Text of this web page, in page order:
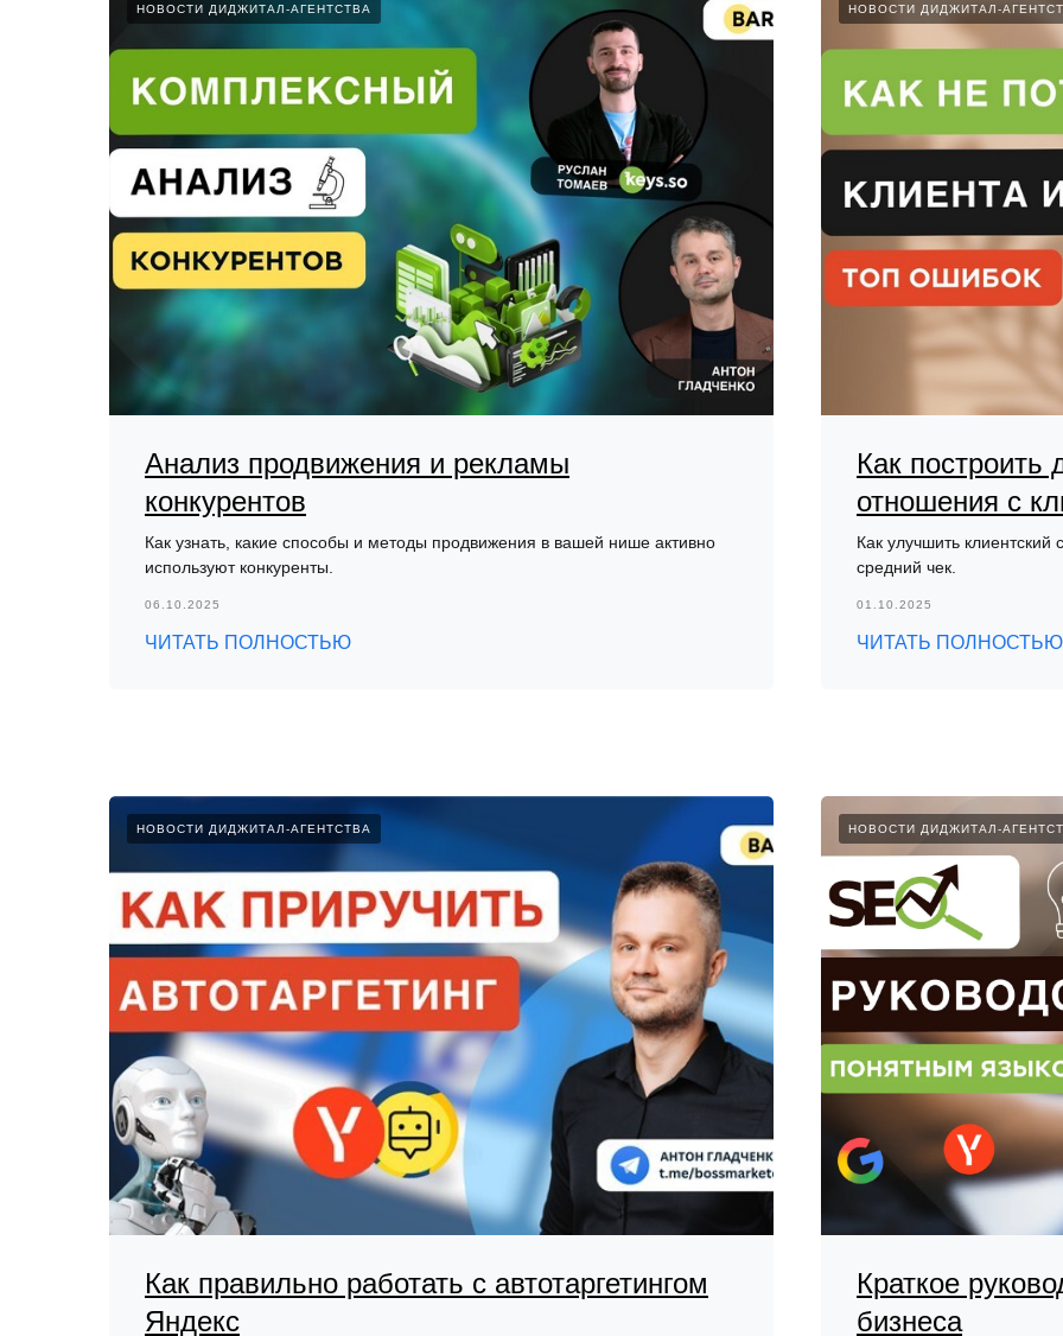
НОВОСТИ ДИДЖИТАЛ-АГЕНТСТВА
Анализ продвижения и рекламы
конкурентов
Как узнать, какие способы и методы продвижения в вашей нише активно
используют конкуренты.
06.10.2025
ЧИТАТЬ ПОЛНОСТЬЮ
НОВОСТИ ДИДЖИТАЛ-
Как построить
отношения с
Как улучшить
средний чек.
01.10.2025
ЧИТАТЬ ПОЛНОСТЬЮ
НОВОСТИ ДИДЖИТАЛ-АГЕНТСТВА
Как правильно работать с автотаргетингом
Яндекс
НОВОСТИ ДИДЖИТАЛ-
Краткое
бизнеса